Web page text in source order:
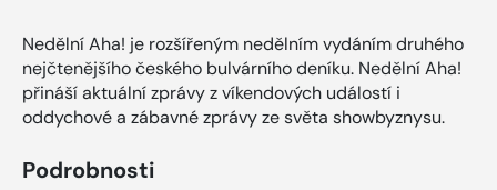
Nedělní Aha! je rozšířeným nedělním vydáním druhého
nejčtenějšího českého bulvárního deníku. Nedělní Aha!
přináší aktuální zprávy z víkendových událostí i
oddychové a zábavné zprávy ze světa showbyznysu.
Podrobnosti